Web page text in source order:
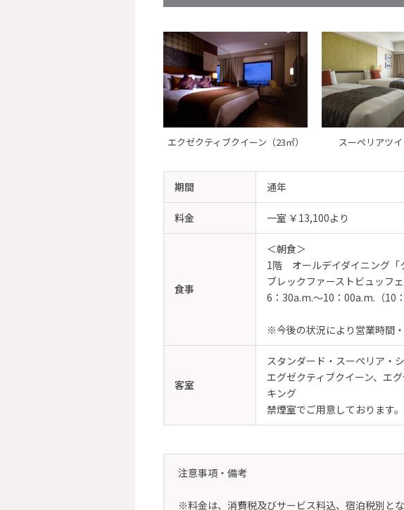
エクゼクティブクイーン（23㎡） スーペリアツイ
期間 通年
料金 一室 ￥13,100より
食事
＜朝食＞
1階 オールデイダイニング「
ブレックファーストビュッフェ
6：30a.m.～10：00a.m.（10
※今後の状況により営業時間
客室
スタンダード・スーペリア・
エグゼクティブクイーン、エ
キング
禁煙室でご用意しております。
注意事項・備考
※料金は、消費税及びサービス料込、宿泊税別とな